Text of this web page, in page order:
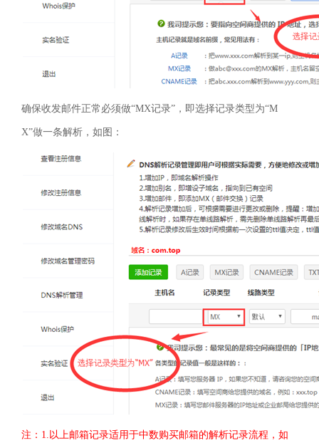
确保收发邮件正常必须做“MX记录”，即选择记录类型为“M
X”做一条解析，如图：
注： 1.以上邮箱记录适用于中数购买邮箱的解析记录流程，如